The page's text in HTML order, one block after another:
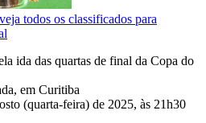
todos os classificados para
ida das quartas de final da Copa do
em Curitiba
(quarta-feira) de 2025, às 21h30